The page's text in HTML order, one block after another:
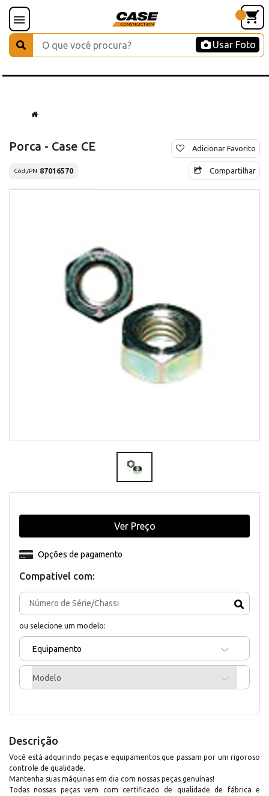
Usar Foto
Porca - Case CE
Cód./PN 87016570
Adicionar Favorito
Compartilhar
Compativel com:
ou selecione um modelo:
Equipamento
Modelo
Opções de pagamento
Ver Preço
Descrição
Você está adquirindo peças e equipamentos que passam por um rigoroso
controle de qualidade.
Mantenha suas máquinas em dia com nossas peças genuínas!
Todas nossas peças vem com certificado de qualidade de fábrica e